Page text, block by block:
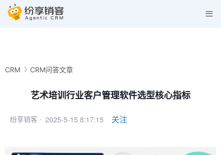
CRM CRM问答文章
艺术培训行业客户管理软件选型核心指标
纷享销客 · 2025-5-15 8:17:15 关注